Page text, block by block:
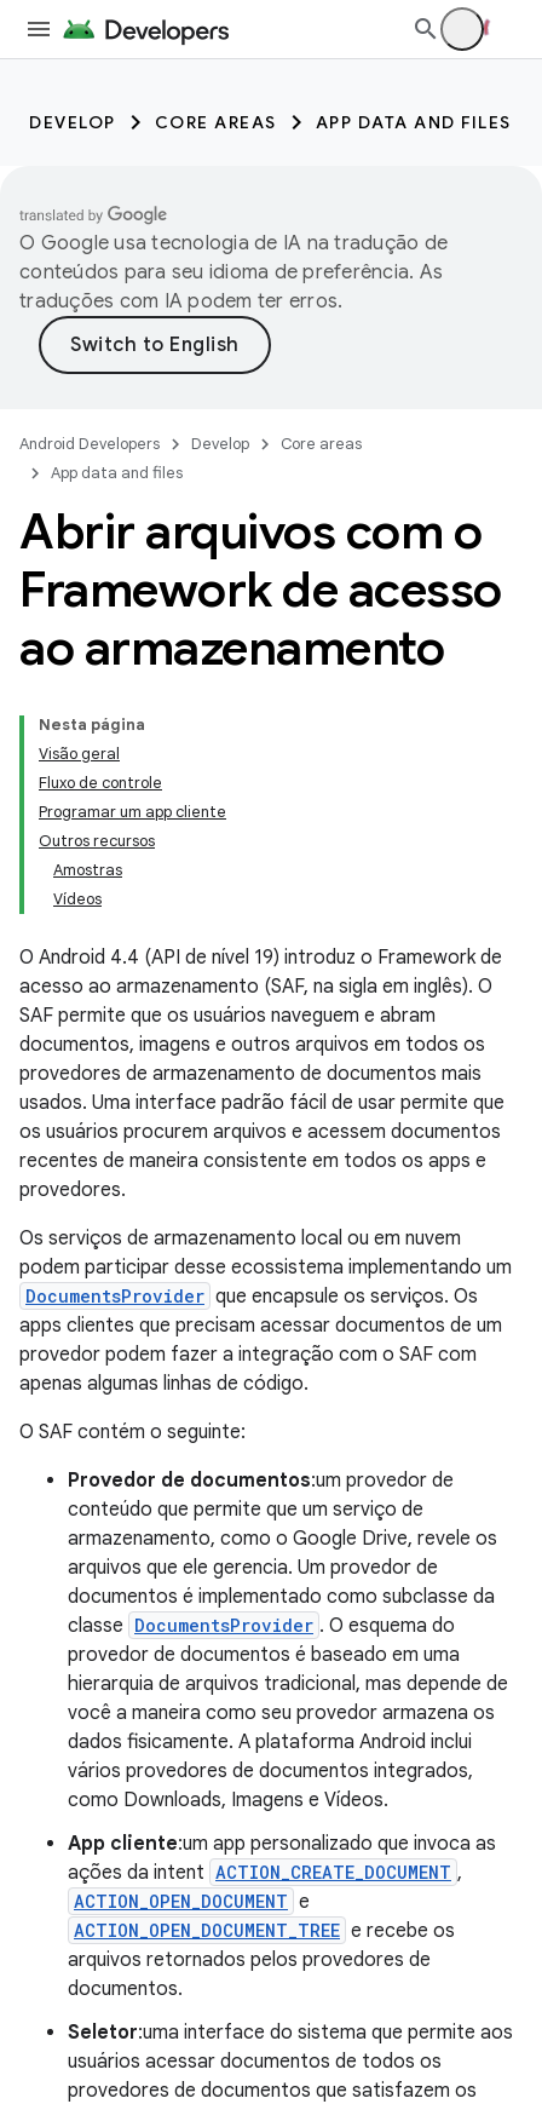
DEVELOP CORE AREAS APP DATA AND FILES
O Google usa tecnologia de IA na tradução de
conteúdos para seu idioma de preferência. As
traduções com IA podem ter erros.
Android Developers Develop
Core areas
App data and files
Abrir arquivos com o
Framework de acesso
ao armazenamento
Nesta página
Visão geral
Fluxo de controle
Programar um app cliente
Outros recursos
Amostras
Vídeos
O Android 4.4 (API de nível 19) introduz o Framework de
acesso ao armazenamento (SAF, na sigla em inglês). O
SAF permite que os usuários naveguem e abram
documentos, imagens e outros arquivos em todos os
provedores de armazenamento de documentos mais
usados. Uma interface padrão fácil de usar permite que
os usuários procurem arquivos e acessem documentos
recentes de maneira consistente em todos os apps e
provedores.
Os serviços de armazenamento local ou em nuvem
podem participar desse ecossistema implementando um
DocumentsProvider que encapsule os serviços. Os
apps clientes que precisam acessar documentos de um
provedor podem fazer a integração com o SAF com
apenas algumas linhas de código.
O SAF contém o seguinte:
Provedor de documentos:um provedor de
conteúdo que permite que um serviço de
armazenamento, como o Google Drive, revele os
arquivos que ele gerencia. Um provedor de
documentos é implementado como subclasse da
classe DocumentsProvider . O esquema do
provedor de documentos é baseado em uma
hierarquia de arquivos tradicional, mas depende de
você a maneira como seu provedor armazena os
dados fisicamente. A plataforma Android inclui
vários provedores de documentos integrados,
como Downloads, Imagens e Vídeos.
App cliente:um app personalizado que invoca as
ações da intent ACTION_CREATE_DOCUMENT ,
ACTION_OPEN_DOCUMENT e
ACTION_OPEN_DOCUMENT_TREE e recebe os
arquivos retornados pelos provedores de
documentos.
Seletor:uma interface do sistema que permite aos
usuários acessar documentos de todos os
provedores de documentos que satisfazem os